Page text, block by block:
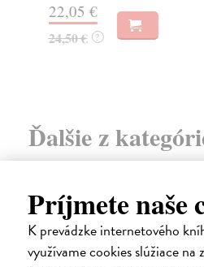
Príjmete naše
K prevádzke internetového
využívame cookies slúžiace na
22,05 €
24,50 € ?
Ďalšie z